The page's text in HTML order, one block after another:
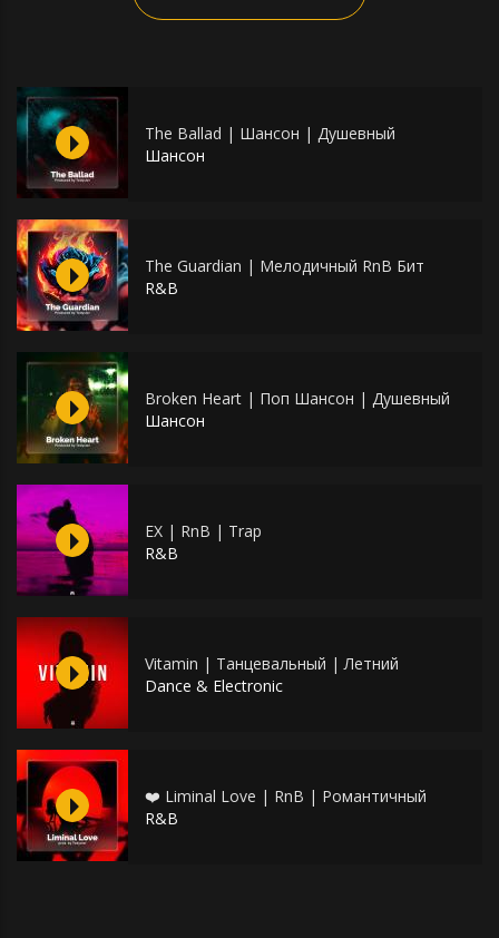
The Ballad | Шансон | Душевный
Шансон
The Guardian | Мелодичный RnB Бит
R&B
Broken Heart | Поп Шансон | Душевный
Шансон
EX | RnB | Trap
R&B
Vitamin | Танцевальный | Летний
Dance & Electronic
❤️ Liminal Love | RnB | Романтичный
R&B